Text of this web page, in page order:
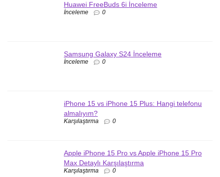
Huawei FreeBuds 6i İnceleme
İnceleme 0
Samsung Galaxy S24 İnceleme
İnceleme 0
iPhone 15 vs iPhone 15 Plus: Hangi telefonu
almalıyım?
Karşılaştırma 0
Apple iPhone 15 Pro vs Apple iPhone 15 Pro
Max Detaylı Karşılaştırma
Karşılaştırma 0